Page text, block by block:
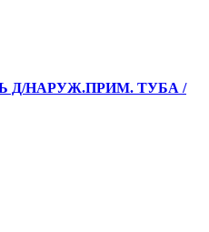
Д/НАРУЖ.ПРИМ. ТУБА /